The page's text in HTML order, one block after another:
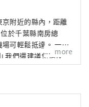
京附近的縣內，距離
於千葉縣南房總
可輕鬆抵達。 一日
我們還建議您過夜。
受附近的溫泉旅
more